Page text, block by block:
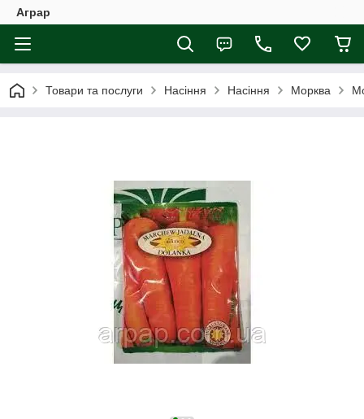
Аграр
Товари та послуги Насіння Насіння Морква